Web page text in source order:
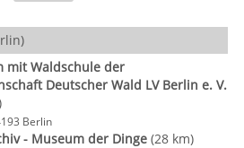
mit Waldschule der
Deutscher Wald LV Berlin e. V.
Berlin
- Museum der Dinge(28 km)